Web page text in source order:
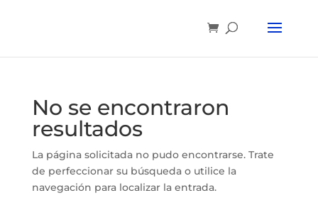
No se encontraron
resultados
La página solicitada no pudo encontrarse. Trate
de perfeccionar su búsqueda o utilice la
navegación para localizar la entrada.